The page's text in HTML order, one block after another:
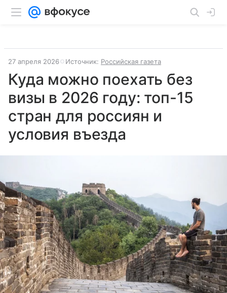
27 апреля 2026 Источник: Российская газета
Куда можно поехать без
визы в 2026 году: топ-15
стран для россиян и
условия въезда